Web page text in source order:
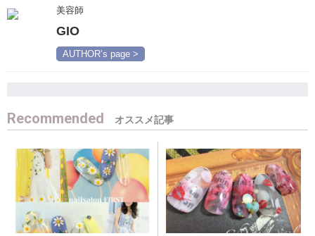
美容師
GIO
AUTHOR’s page >
Recommended